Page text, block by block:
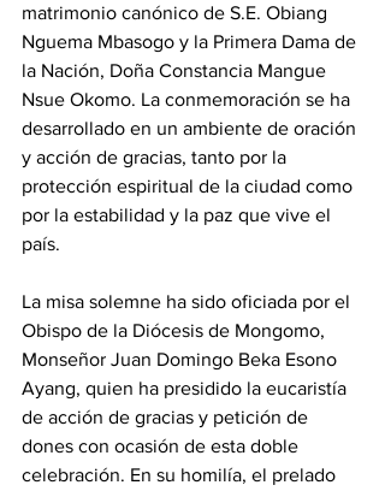
matrimonio canónico de S.E. Obiang
Nguema Mbasogo y la Primera Dama de
la Nación, Doña Constancia Mangue
Nsue Okomo. La conmemoración se ha
desarrollado en un ambiente de oración
y acción de gracias, tanto por la
protección espiritual de la ciudad como
por la estabilidad y la paz que vive el
país.
La misa solemne ha sido oficiada por el
Obispo de la Diócesis de Mongomo,
Monseñor Juan Domingo Beka Esono
Ayang, quien ha presidido la eucaristía
de acción de gracias y petición de
dones con ocasión de esta doble
celebración. En su homilía, el prelado